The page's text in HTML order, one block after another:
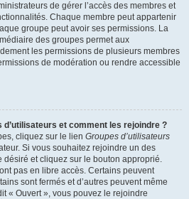
de gérer l’accès des membres et
Chaque membre peut appartenir
groupe peut avoir ses permissions. La
des groupes permet aux
les permissions de plusieurs membres
de modération ou rendre accessible
et comment les rejoindre ?
cliquez sur le lien Groupes d’utilisateurs
Si vous souhaitez rejoindre un des
et cliquez sur le bouton approprié.
pas en libre accès. Certains peuvent
sont fermés et d’autres peuvent même
« Ouvert », vous pouvez le rejoindre